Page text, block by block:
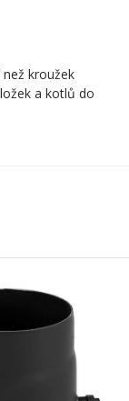
kroužek
a kotlů do